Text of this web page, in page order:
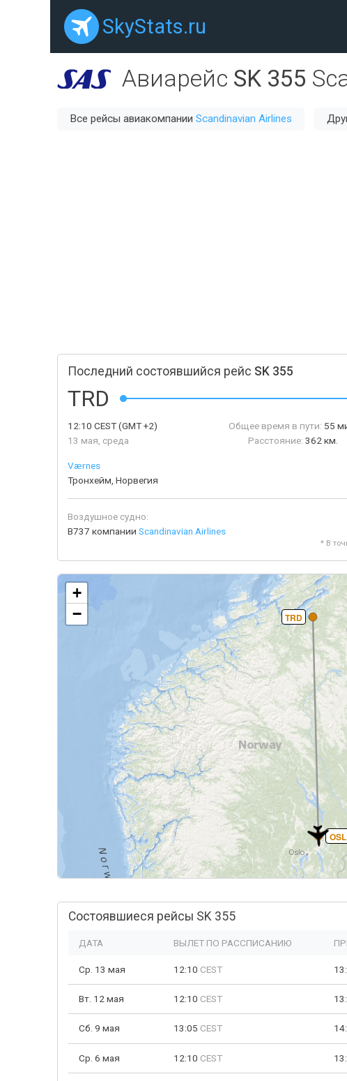
SkyStats.ru
Авиарейс SK 355
Все рейсы авиакомпании Scandinavian Airlines
Последний состоявшийся рейс SK 355
TRD
12:10 CEST(GMT +2)
13 мая, среда
Общее время в пути: 55
Расстояние: 362 км.
Værnes
Тронхейм, Норвегия
Воздушное судно:
B737 компании Scandinavian Airlines
* В
TRD
OSL
+
−
Состоявшиеся рейсы SK 355
ДАТА ВЫЛЕТ ПО РАССПИСАНИЮ
Ср. 13 мая 12:10 CEST
Вт. 12 мая 12:10 CEST
Сб. 9 мая 13:05 CEST
Ср. 6 мая 12:10 CEST